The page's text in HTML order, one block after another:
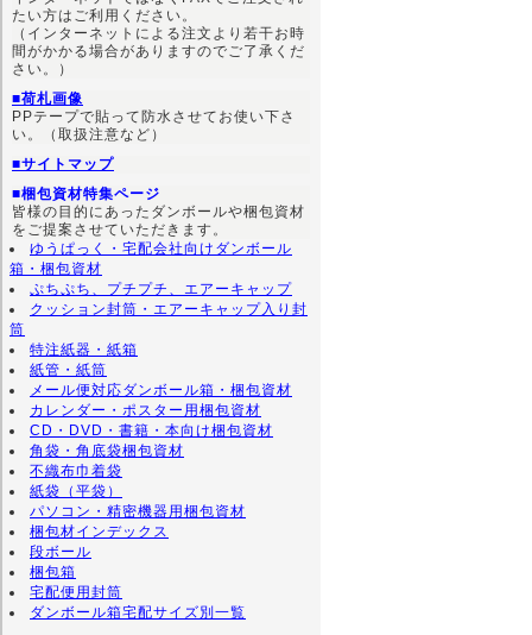
たい方はご利用ください。
（インターネットによる注文より若干お時
間がかかる場合がありますのでご了承くだ
さい。）
■荷札画像
PPテープで貼って防水させてお使い下さ
い。（取扱注意など）
■サイトマップ
■梱包資材特集ページ
皆様の目的にあったダンボールや梱包資材
をご提案させていただきます。
ゆうぱっく・宅配会社向けダンボール
箱・梱包資材
ぷちぷち、プチプチ、エアーキャップ
クッション封筒・エアーキャップ入り封
筒
特注紙器・紙箱
紙管・紙筒
メール便対応ダンボール箱・梱包資材
カレンダー・ポスター用梱包資材
CD・DVD・書籍・本向け梱包資材
角袋・角底袋梱包資材
不織布巾着袋
紙袋（平袋）
パソコン・精密機器用梱包資材
梱包材インデックス
段ボール
梱包箱
宅配便用封筒
ダンボール箱宅配サイズ別一覧